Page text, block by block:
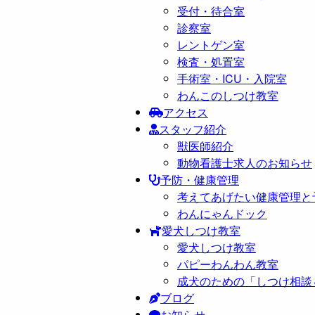
受付・待合室
診察室
レントゲン室
検査・処置室
手術室・ICU・入院室
わんこのしつけ教室
アクセス
スタッフ紹介
獣医師紹介
動物看護士求人のお知らせ
予防・健康管理
考えてあげたい健康管理
わんにゃんドック
愛犬しつけ教室
愛犬しつけ教室
パピーわんわん教室
成犬のための「しつけ相談
ブログ